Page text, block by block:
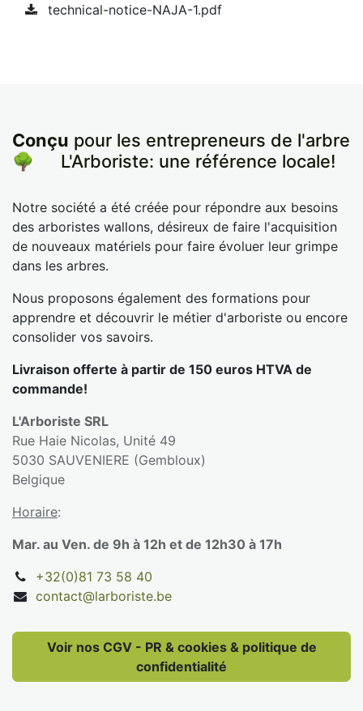
technical-notice-NAJA-1.pdf
Conçu pour les entrepreneurs de l'arbre
🌳
​L'Arboriste: une référence locale!
Notre société a été créée pour répondre aux besoins
des arboristes wallons, désireux de faire l'acquisition
de nouveaux matériels pour faire évoluer leur grimpe
dans les arbres.
Nous proposons également des formations pour
apprendre et découvrir le métier d'arboriste ou encore
consolider vos savoirs.
Livraison offerte à partir de 150 euros HTVA de
commande!
L'Arboriste SRL
Rue Haie Nicolas, Unité 49
5030 SAUVENIERE (Gembloux)
Belgique
Horaire:
Mar. au Ven. de 9h à 12h et de 12h30 à 17h
+32(0)81 73 58 40
contact@larboriste.be
Voir nos CGV - PR & cookies & politique de
confidentialité